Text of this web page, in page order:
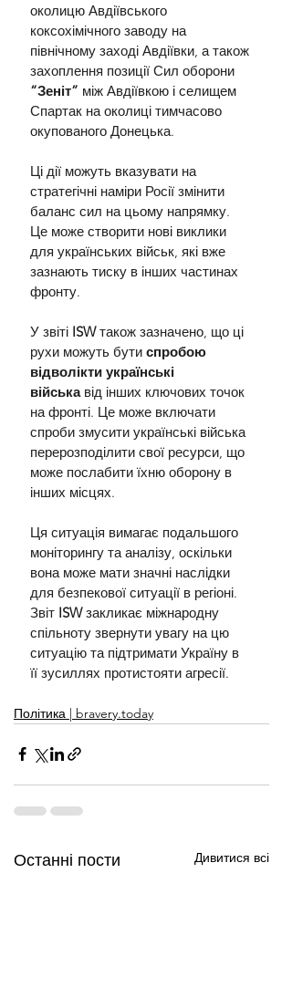
околицю Авдіївського
коксохімічного заводу на
північному заході Авдіївки, а також
захоплення позиції Сил оборони
“Зеніт” між Авдіївкою і селищем
Спартак на околиці тимчасово
окупованого Донецька.
Ці дії можуть вказувати на
стратегічні наміри Росії змінити
баланс сил на цьому напрямку.
Це може створити нові виклики
для українських військ, які вже
зазнають тиску в інших частинах
фронту.
У звіті ISW також зазначено, що ці
рухи можуть бути спробою
відволікти українські
війська від інших ключових точок
на фронті. Це може включати
спроби змусити українські війська
перерозподілити свої ресурси, що
може послабити їхню оборону в
інших місцях.
Ця ситуація вимагає подальшого
моніторингу та аналізу, оскільки
вона може мати значні наслідки
для безпекової ситуації в регіоні.
Звіт ISW закликає міжнародну
спільноту звернути увагу на цю
ситуацію та підтримати Україну в
її зусиллях протистояти агресії.
Політика | bravery.today
Останні пости Дивитися всі